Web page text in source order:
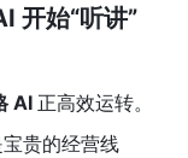
开始“听讲”
AI 正高效运转。
贵的经营线